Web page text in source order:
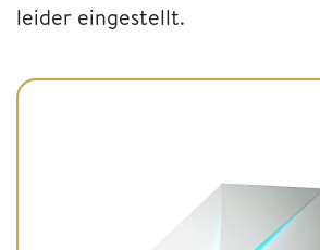
leider eingestellt.